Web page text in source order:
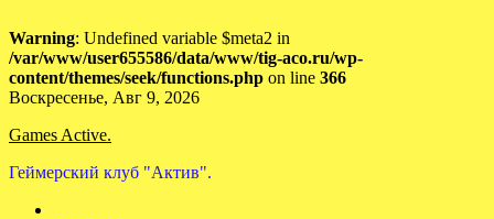
Warning: Undefined variable $meta2 in
/var/www/user655586/data/www/tig-aco.ru/wp-
content/themes/seek/functions.php on line 366
Skip
content
Воскресенье, Авг 9, 2026
Games Active.
Геймерский клуб "Актив".